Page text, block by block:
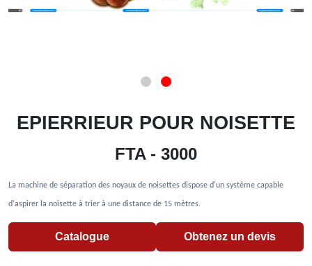
EPIERRIEUR POUR NOISETTE
FTA - 3000
La machine de séparation des noyaux de noisettes dispose d'un système capable
d'aspirer la noisette à trier à une distance de 15 mètres.
Catalogue Obtenez un devis